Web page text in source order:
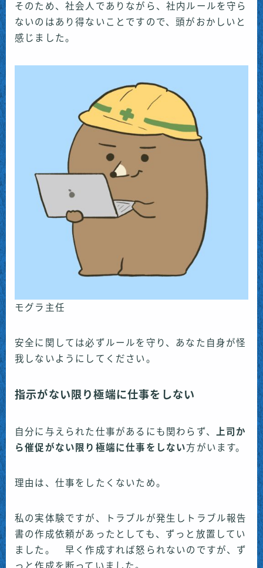
そのため、社会人でありながら、社内ルールを守ら
ないのはあり得ないことですので、頭がおかしいと
感じました。
モグラ主任
安全に関しては必ずルールを守り、あなた自身が怪
我しないようにしてください。
指示がない限り極端に仕事をしない
自分に与えられた仕事があるにも関わらず、
上司か
ら催促がない限り極端に仕事をしない方がいます。
理由は、仕事をしたくないため。
私の実体験ですが、トラブルが発生しトラブル報告
書の作成依頼があったとしても、ずっと放置してい
ました。 早く作成すれば怒られないのですが、ず
っと作成を断っていました。